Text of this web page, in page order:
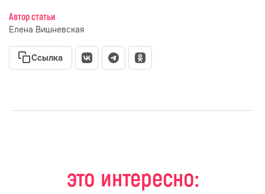
Автор статьи
Елена Вишневская
Ссылка
это интересно: